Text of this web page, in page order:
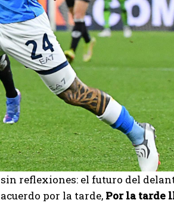
sin reflexiones: el futuro del
por la tarde, Por la tarde